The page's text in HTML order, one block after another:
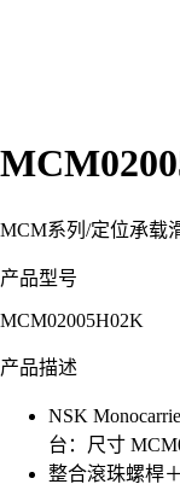
MCM系列 /定位承载
产品型号
MCM02005H02K
产品描述
NSK
台：尺寸
整合滾珠螺桿